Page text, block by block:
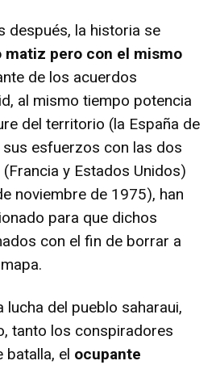
después, la historia se
pero con el mismo
de los acuerdos
al mismo tiempo potencia
del territorio (la España de
sus esfuerzos con las dos
y Estados Unidos)
noviembre de 1975), han
para que dichos
con el fin de borrar a
lucha del pueblo saharaui,
tanto los conspiradores
batalla, el ocupante